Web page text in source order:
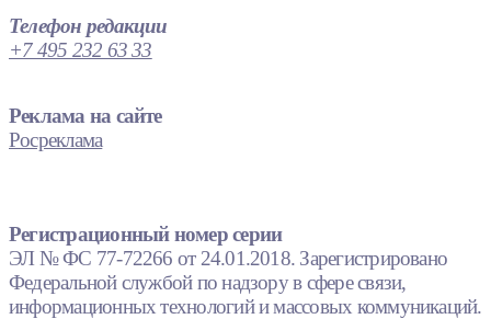
Телефон редакции
+7 495 232 63 33
Реклама на сайте
Росреклама
Регистрационный номер серии
ЭЛ № ФС 77-72266 от 24.01.2018. Зарегистрировано
Федеральной службой по надзору в сфере связи,
информационных технологий и массовых коммуникаций.